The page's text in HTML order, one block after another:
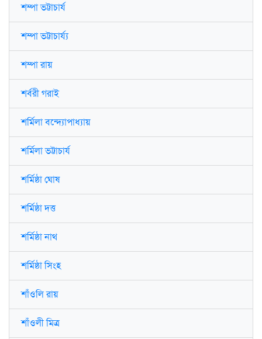
শম্পা ভট্টাচার্য
শম্পা ভট্টাচার্য্য
শম্পা রায়
শর্বরী গরাই
শর্মিলা বন্দ্যোপাধ্যায়
শর্মিলা ভট্টাচার্য
শর্মিষ্ঠা ঘোষ
শর্মিষ্ঠা দত্ত
শর্মিষ্ঠা নাথ
শর্মিষ্ঠা সিংহ
শাঁওলি রায়
শাঁওলী মিত্র